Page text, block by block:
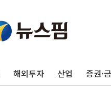
해외투자 산업 증권·
울진·영덕 '호우특보'-포항 '